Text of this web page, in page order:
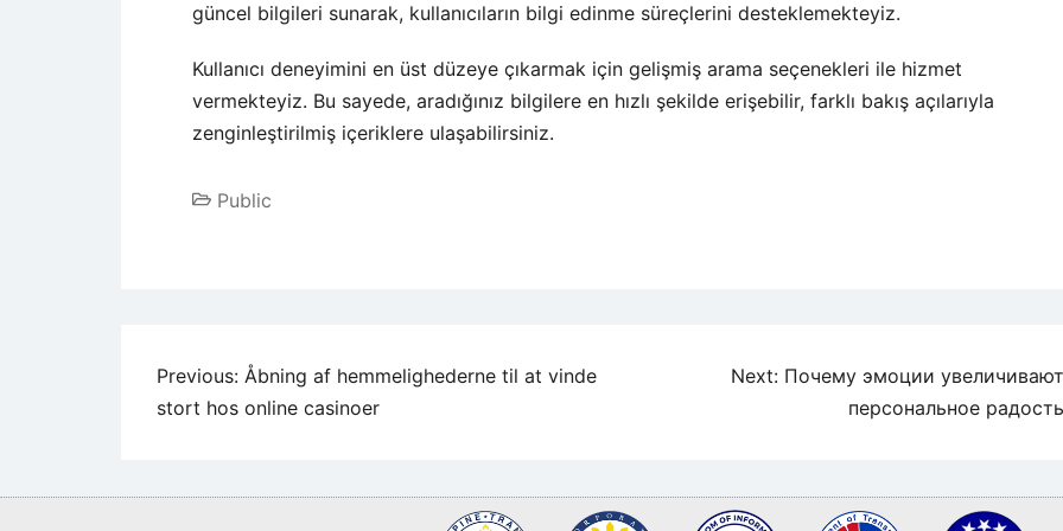
güncel bilgileri sunarak, kullanıcıların bilgi edinme süreçlerini desteklemekteyiz.
Kullanıcı deneyimini en üst düzeye çıkarmak için gelişmiş arama seçenekleri ile hizmet
vermekteyiz. Bu sayede, aradığınız bilgilere en hızlı şekilde erişebilir, farklı bakış açılarıyla
zenginleştirilmiş içeriklere ulaşabilirsiniz.
Public
Previous: Åbning af hemmelighederne til at vinde
stort hos online casinoer
Next: Почему эмоции увеличивают
персональное радость